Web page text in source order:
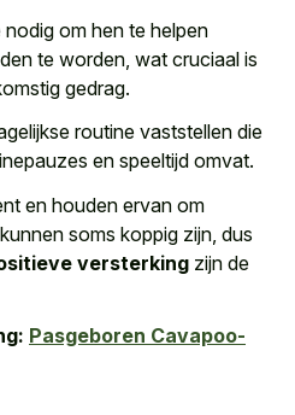
om hen te helpen
te worden, wat cruciaal is
gedrag.
routine vaststellen die
en speeltijd omvat.
en houden ervan om
soms koppig zijn, dus
versterking zijn de
Pasgeboren Cavapoo-